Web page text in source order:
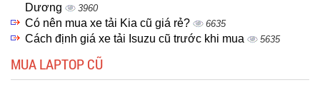
Dương
3960
Có nên mua xe tải Kia cũ giá rẻ? 6635
Cách định giá xe tải Isuzu cũ trước khi mua 5635
MUA LAPTOP CŨ